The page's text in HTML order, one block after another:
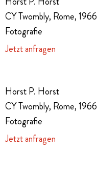
CY Twombly, Rome, 1966
Fotografie
Jetzt anfragen
Horst P. Horst
CY Twombly, Rome, 1966
Fotografie
Jetzt anfragen